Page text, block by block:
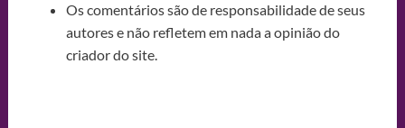
Os comentários são de responsabilidade de seus
autores e não refletem em nada a opinião do
criador do site.